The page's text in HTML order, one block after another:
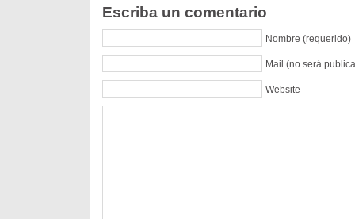
Escriba un comentario
Nombre (requerido)
Mail (no será
Website